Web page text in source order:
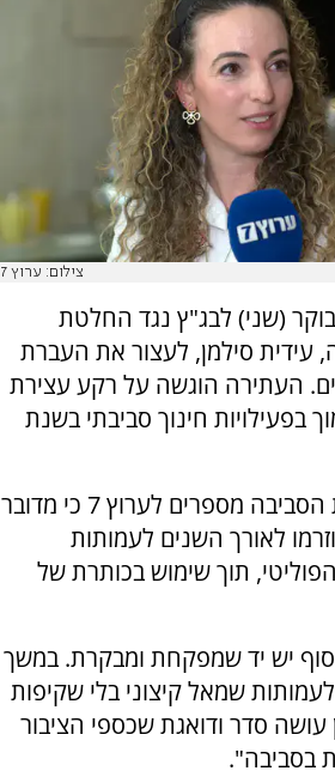
צילום: ערוץ 7
(שני) לבג"ץ נגד החלטת
עידית סילמן, לעצור את העברת
העתירה הוגשה על רקע עצירת
בפעילויות חינוך סביבתי בשנת
גורמים במשרד להגנת הסביבה מספרים לערוץ 7 כי מדובר
שהוזרמו לאורך השנים לעמותות
תוך שימוש בכותרת של
יש יד שמפקחת ומבקרת. במשך
לעמותות שמאל קיצוני בלי שקיפות
סדר ודואגת שכספי הציבור
בסביבה".